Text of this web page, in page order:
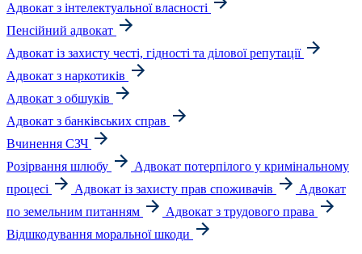
Адвокат з інтелектуальної власності
Пенсійний адвокат
Адвокат із захисту честі, гідності та ділової репутації
Адвокат з наркотиків
Адвокат з обшуків
Адвокат з банківських справ
Вчинення СЗЧ
Розірвання шлюбу
Адвокат потерпілого у кримінальному
процесі
Адвокат із захисту прав споживачів
Адвокат
по земельним питанням
Адвокат з трудового права
Відшкодування моральної шкоди